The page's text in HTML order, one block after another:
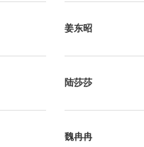
姜东昭
陆莎莎
魏冉冉